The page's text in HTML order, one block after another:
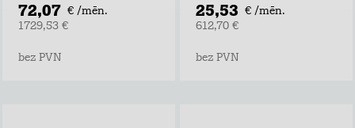
72,07 € /mēn.
1729,53 €
bez PVN
25,53 € /mēn.
612,70 €
bez PVN